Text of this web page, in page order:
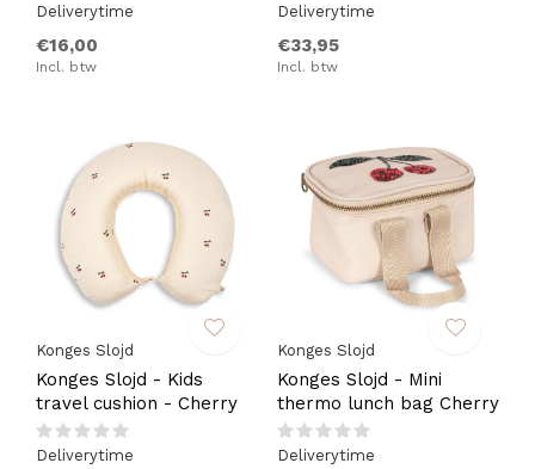
Deliverytime
€16,00
Incl. btw
Deliverytime
€33,95
Incl. btw
Konges Slojd
Konges Slojd - Kids
travel cushion - Cherry
Deliverytime
Konges Slojd
Konges Slojd - Mini
thermo lunch bag Cherry
Deliverytime